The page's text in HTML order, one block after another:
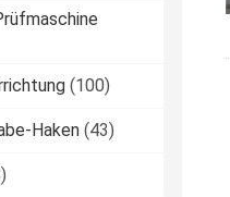
(100)
Haken (43)